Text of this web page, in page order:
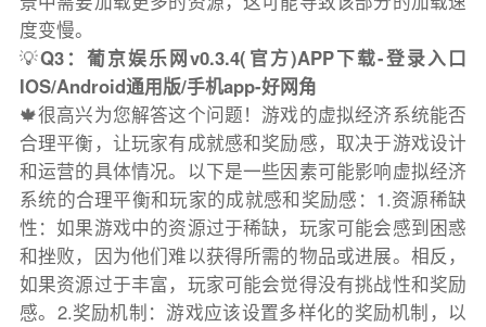
度变慢。
💡Q3：葡京娱乐网v0.3.4(官方)APP下载-登录入口
IOS/Android通用版/手机app-好网角
🍁很高兴为您解答这个问题！游戏的虚拟经济系统能否
合理平衡，让玩家有成就感和奖励感，取决于游戏设计
和运营的具体情况。以下是一些因素可能影响虚拟经济
系统的合理平衡和玩家的成就感和奖励感：1.资源稀缺
性：如果游戏中的资源过于稀缺，玩家可能会感到困惑
和挫败，因为他们难以获得所需的物品或进展。相反，
如果资源过于丰富，玩家可能会觉得没有挑战性和奖励
感。2.奖励机制：游戏应该设置多样化的奖励机制，以